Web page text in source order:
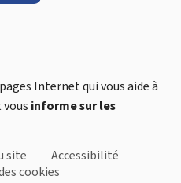
Internet qui vous aide à
informe sur les
site
Accessibilité
cookies